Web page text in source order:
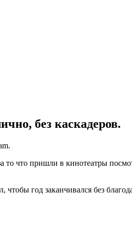
без каскадеров.
то что пришли в кинотеатры
год заканчивался без